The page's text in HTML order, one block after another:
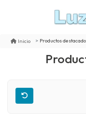
Inicio Productos